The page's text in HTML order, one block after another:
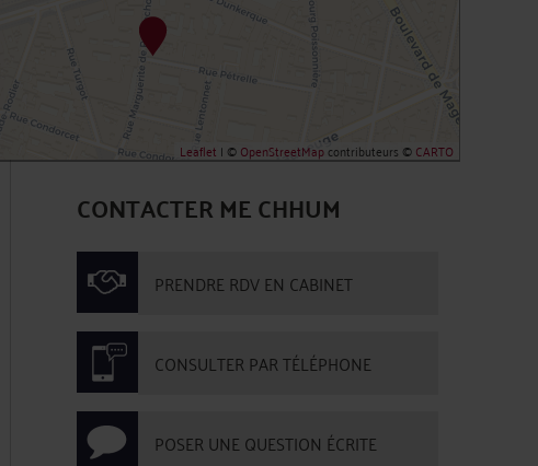
Leaflet | ©OpenStreetMapcontributeurs ©CARTO
CONTACTER ME CHHUM
PRENDRE RDV EN CABINET
CONSULTER PAR TÉLÉPHONE
POSER UNE QUESTION ÉCRITE